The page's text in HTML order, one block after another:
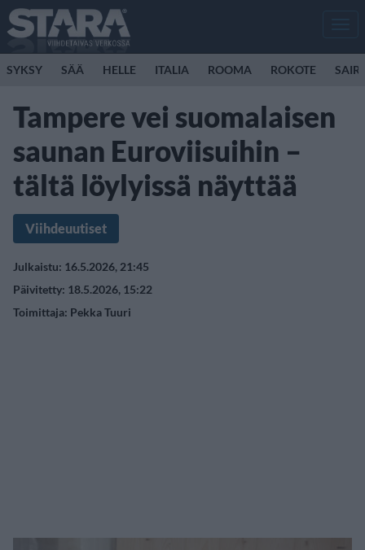
SYKSY SÄÄ HELLE ITALIA ROOMA ROKOTE
Tampere vei suomalaisen
saunan Euroviisuihin –
tältä löylyissä näyttää
Viihdeuutiset
Julkaistu: 16.5.2026, 21:45
Päivitetty: 18.5.2026, 15:22
Toimittaja: Pekka Tuuri